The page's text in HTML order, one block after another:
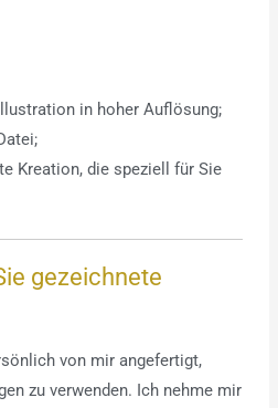
in hoher Auflösung;
Kreation, die speziell für Sie
gezeichnete
von mir angefertigt,
zu verwenden. Ich nehme mir